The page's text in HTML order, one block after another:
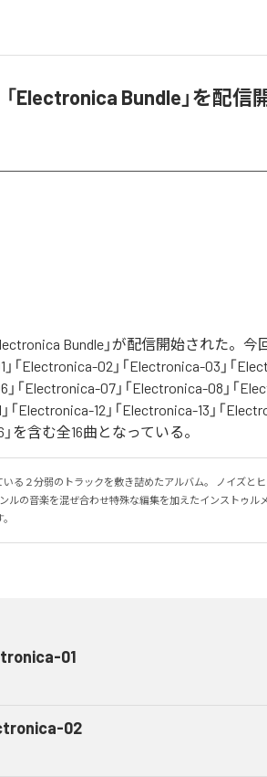
「Electronica Bundle」を配信
Bundle」が配信開始された。
」「Electronica-02」「Electronica-03」「
「Electronica-07」「Electronica-08」「
「Electronica-12」「Electronica-13」「
」を含む全16曲となっている。
いる２分弱のトラックを敷き詰めたアルバム。 ノイズと
ンルの音楽を混ぜ合わせ特殊な編集を加えたインストゥ
01
02